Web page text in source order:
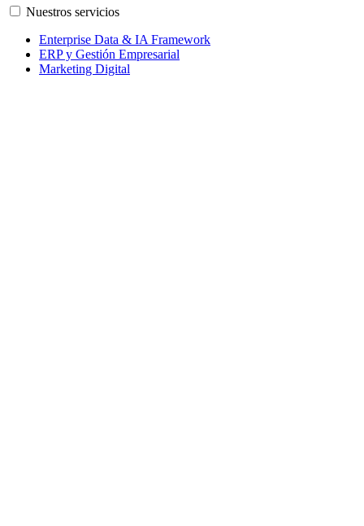
Nuestros servicios
Enterprise Data & IA Framework
ERP y Gestión Empresarial
Marketing Digital